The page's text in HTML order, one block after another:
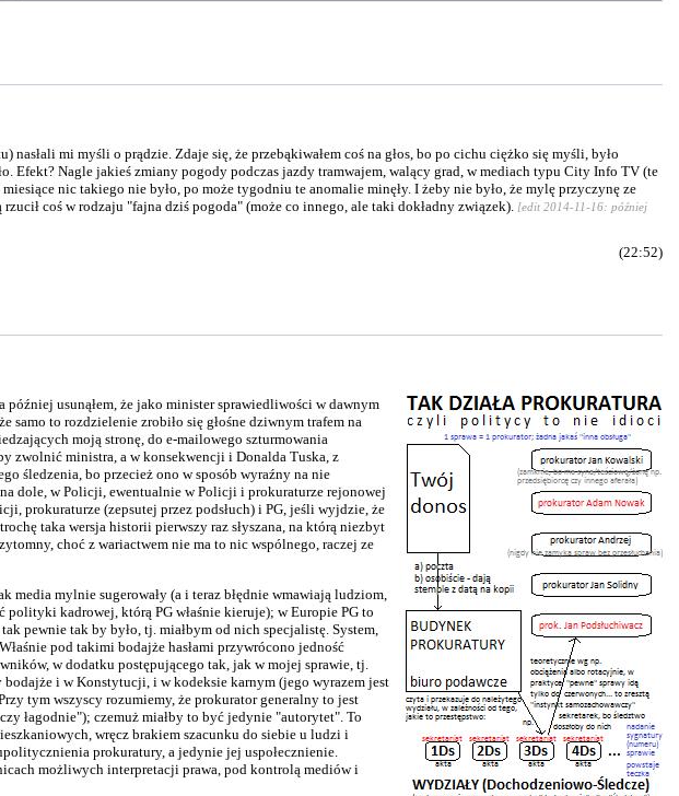
mi myśli o prądzie. Zdaje się, że przebąkiwałem coś na głos, bo po cichu ciężko się myśli, było
Efekt? Nagle jakieś zmiany pogody podczas jazdy tramwajem, walący grad, w mediach typu City Info TV (te
nic takiego nie było, po może tygodniu te anomalie minęły. I żeby nie było, że mylę przyczynę ze
coś w rodzaju "fajna dziś pogoda" (może co innego, ale taki dokładny związek). [edit 2014-11-16: później
(22:52)
usunąłem, że jako minister sprawiedliwości w dawnym
samo to rozdzielenie zrobiło się głośne dziwnym trafem na
moją stronę, do e-mailowego szturmowania
zwolnić ministra, a w konsekwencji i Donalda Tuska, z
śledzenia, bo przecież ono w sposób wyraźny na nie
dole, w Policji, ewentualnie w Policji i prokuraturze rejonowej
prokuraturze (zepsutej przez podsłuch) i PG, jeśli wyjdzie, że
taka wersja historii pierwszy raz słyszana, na którą niezbyt
choć z wariactwem nie ma to nic wspólnego, raczej ze
mylnie sugerowały (a i teraz błędnie wmawiają ludziom,
polityki kadrowej, którą PG właśnie kieruje); w Europie PG to
pewnie tak by było, tj. miałbym od nich specjalistę. System,
pod takimi bodajże hasłami przywrócono jedność
w dodatku postępującego tak, jak w mojej sprawie, tj.
bodajże i w Konstytucji, i w kodeksie karnym (jego wyrazem jest
tym wszyscy rozumiemy, że prokurator generalny to jest
łagodnie"); czemuż miałby to być jedynie "autorytet". To
wręcz brakiem szacunku do siebie u ludzi i
prokuratury, a jedynie jej uspołecznienie.
możliwych interpretacji prawa, pod kontrolą mediów i